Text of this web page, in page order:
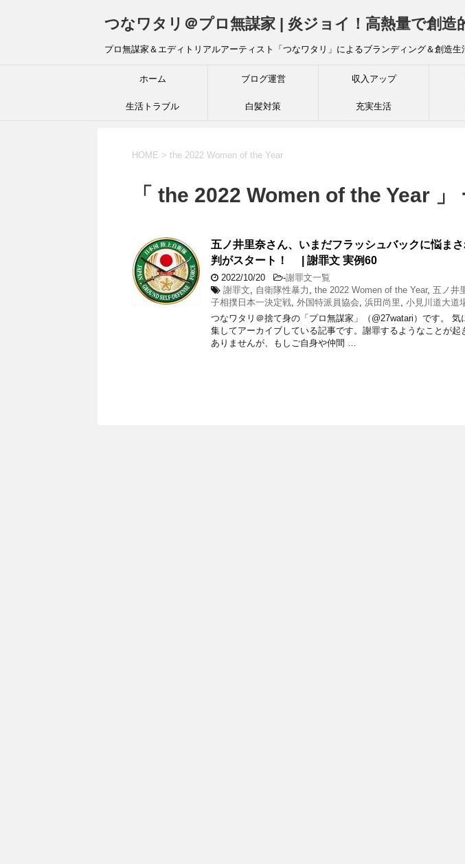
つなワタリ＠プロ無謀家 | 炎ジョイ！高熱量で創造
プロ無謀家＆エディトリアルアーティスト「つなワタリ」によるブランディング＆創造
ホーム ブログ運営 収入アップ
生活トラブル 白髪対策 充実生活
HOME > the 2022 Women of the Year
「 the 2022 Women of the Year 」
五ノ井里奈さん、いまだフラッシュバックに悩ま
判がスタート！ | 謝罪文 実例60
2022/10/20 -謝罪文一覧
謝罪文, 自衛隊性暴力 , the 2022 Women of the Year, 五ノ井
子相撲日本一決定戦, 外国特派員協会, 浜田尚里 , 小見川道大道
つなワタリ＠捨て身の「プロ無謀家」（@27watari）です。 気
集してアーカイブしている記事です。謝罪するようなことが起
ありませんが、もしご自身や仲間 …